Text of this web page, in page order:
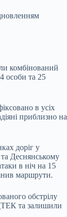
комбінований
особи та 25
в усіх
приблизно на
доріг у
Деснянському
в ніч на 15
маршрути.
обстрілу
та залишили